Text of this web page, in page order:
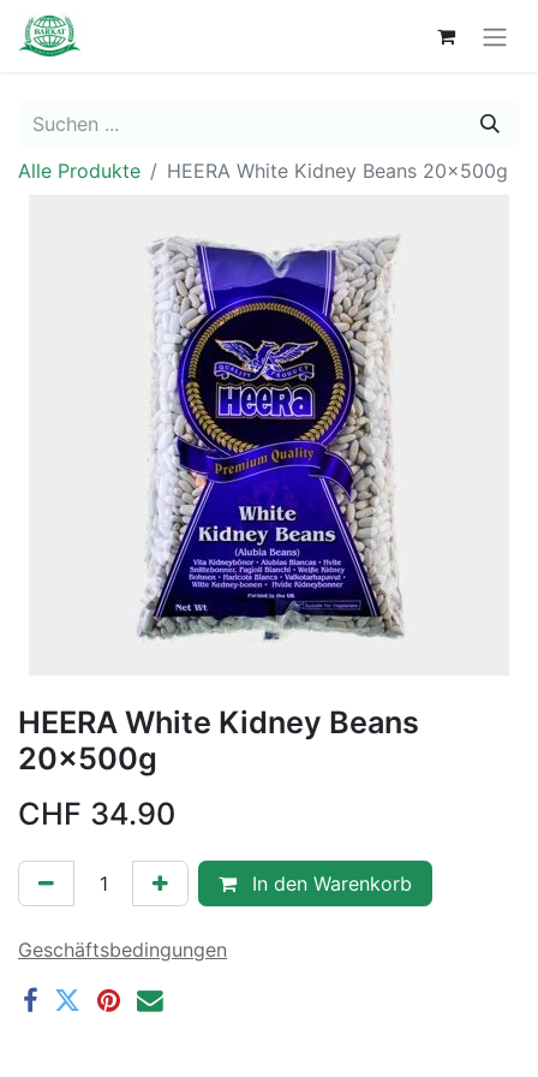
Alle Produkte HEERA White Kidney Beans 20x500g
HEERA White Kidney Beans
20x500g
CHF 34.90
In den Warenkorb
Geschäftsbedingungen